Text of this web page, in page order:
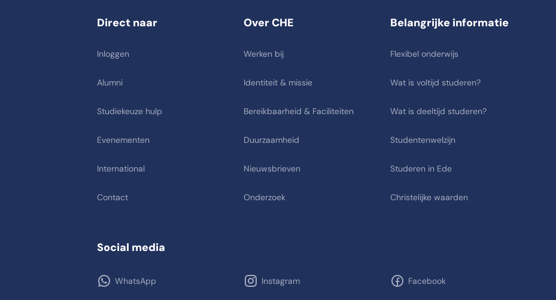
Direct naar
Inloggen
Alumni
Studiekeuze hulp
Evenementen
International
Contact
Over CHE
Werken bij
Identiteit & missie
Bereikbaarheid & Faciliteiten
Duurzaamheid
Nieuwsbrieven
Onderzoek
Belangrijke informatie
Flexibel onderwijs
Wat is voltijd studeren?
Wat is deeltijd studeren?
Studentenwelzijn
Studeren in Ede
Christelijke waarden
Social media
WhatsApp Instagram Facebook